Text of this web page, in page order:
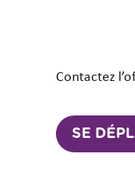
Contactez
SE